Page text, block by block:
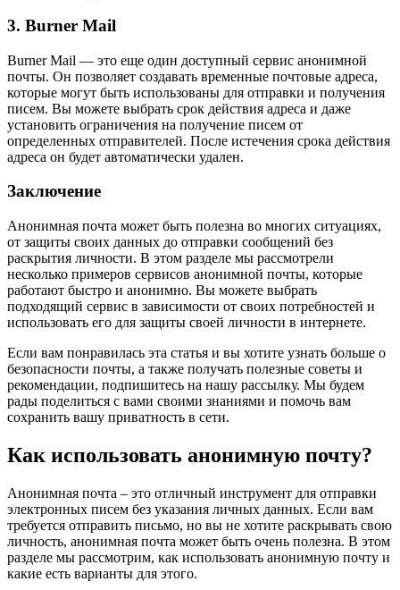
3. Burner Mail
Burner Mail — это еще один доступный сервис анонимной
почты. Он позволяет создавать временные почтовые адреса,
которые могут быть использованы для отправки и получения
писем. Вы можете выбрать срок действия адреса и даже
установить ограничения на получение писем от
определенных отправителей. После истечения срока действия
адреса он будет автоматически удален.
Заключение
Анонимная почта может быть полезна во многих ситуациях,
от защиты своих данных до отправки сообщений без
раскрытия личности. В этом разделе мы рассмотрели
несколько примеров сервисов анонимной почты, которые
работают быстро и анонимно. Вы можете выбрать
подходящий сервис в зависимости от своих потребностей и
использовать его для защиты своей личности в интернете.
Если вам понравилась эта статья и вы хотите узнать больше о
безопасности почты, а также получать полезные советы и
рекомендации, подпишитесь на нашу рассылку. Мы будем
рады поделиться с вами своими знаниями и помочь вам
сохранить вашу приватность в сети.
Как использовать анонимную почту?
Анонимная почта – это отличный инструмент для отправки
электронных писем без указания личных данных. Если вам
требуется отправить письмо, но вы не хотите раскрывать свою
личность, анонимная почта может быть очень полезна. В этом
разделе мы рассмотрим, как использовать анонимную почту и
какие есть варианты для этого.